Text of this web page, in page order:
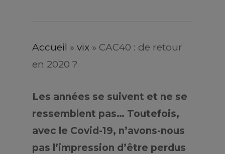
Accueil » vix » CAC40 : de retour
en 2020 ?
Les années se suivent et ne se
ressemblent pas… Toutefois,
avec le Covid-19, n’avons-nous
pas l’impression d’être perdus